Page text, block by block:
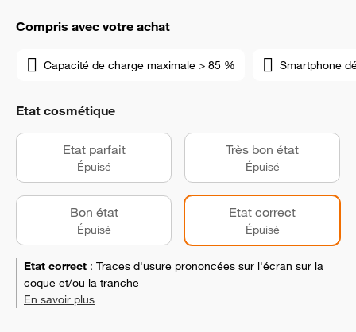
Compris avec votre achat
Capacité de charge maximale > 85 % Smartphone
Etat cosmétique
Etat parfait
Épuisé
Très bon état
Épuisé
Bon état
Épuisé
Etat correct
Épuisé
Etat correct : Traces d'usure prononcées sur l'écran sur la
coque et/ou la tranche
En savoir plus